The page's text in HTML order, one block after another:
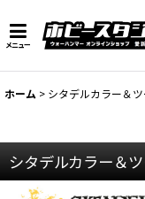
メニュー
ホーム > シタデルカラー＆
シタデルカラー＆